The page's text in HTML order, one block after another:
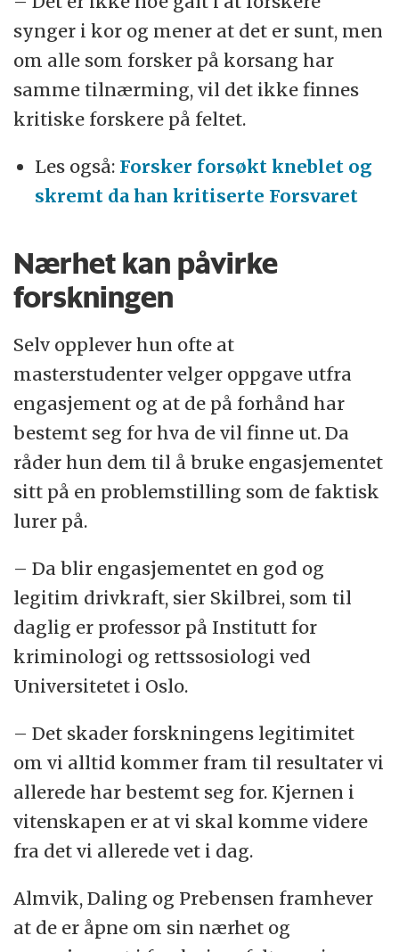
synger i kor og mener at det er sunt, men
om alle som forsker på korsang har
samme tilnærming, vil det ikke finnes
kritiske forskere på feltet.
Les også:Forsker forsøkt kneblet og
skremt da han kritiserte Forsvaret
Nærhet kan påvirke
forskningen
Selv opplever hun ofte at
masterstudenter velger oppgave utfra
engasjement og at de på forhånd har
bestemt seg for hva de vil finne ut. Da
råder hun dem til å bruke engasjementet
sitt på en problemstilling som de faktisk
lurer på.
– Da blir engasjementet en god og
legitim drivkraft, sier Skilbrei, som til
daglig er professor på Institutt for
kriminologi og rettssosiologi ved
Universitetet i Oslo.
– Det skader forskningens legitimitet
om vi alltid kommer fram til resultater vi
allerede har bestemt seg for. Kjernen i
vitenskapen er at vi skal komme videre
fra det vi allerede vet i dag.
Almvik, Daling og Prebensen framhever
at de er åpne om sin nærhet og